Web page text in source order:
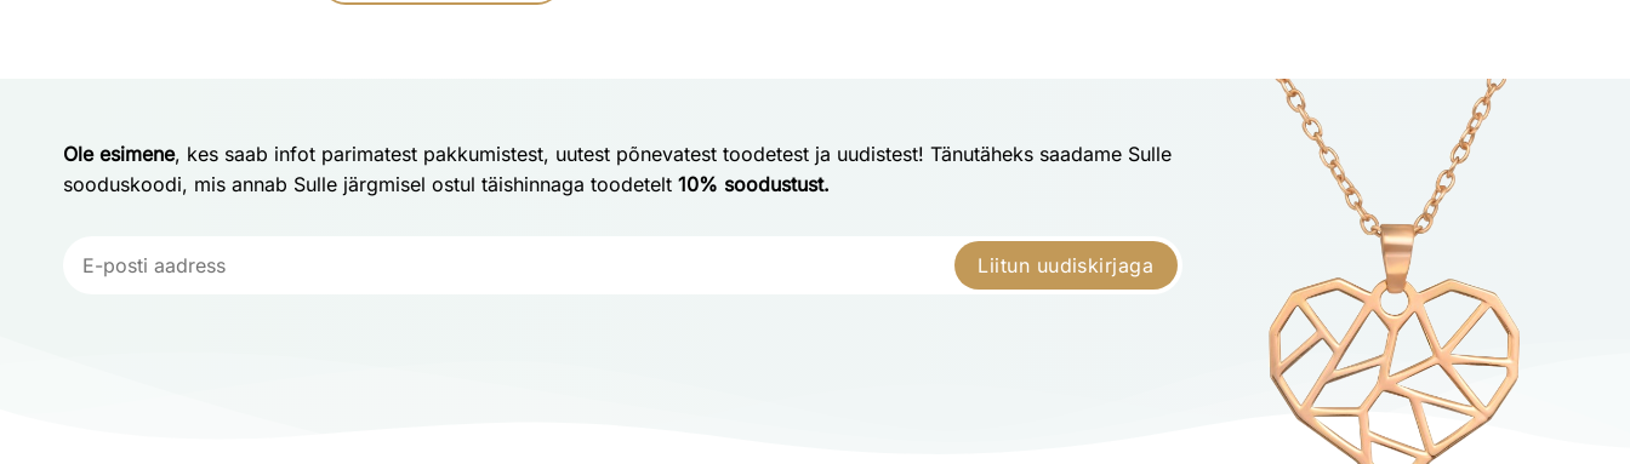
Ole esimene, kes saab infot parimatest pakkumistest, uutest põnevatest toodetest ja uudistest! Tänutäheks saadame Sulle
sooduskoodi, mis annab Sulle järgmisel ostul täishinnaga toodetelt 10% soodustust.
Liitun uudiskirjaga